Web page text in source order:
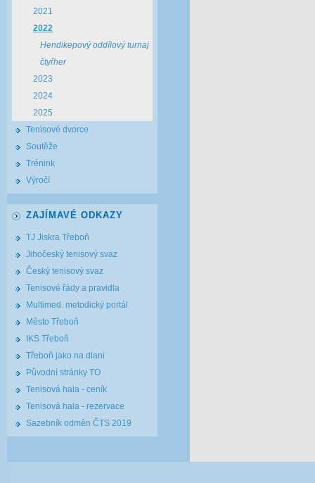
2021
2022
Hendikepový oddílový turnaj
čtyřher
2023
2024
2025
Tenisové dvorce
Soutěže
Trénink
Výročí
ZAJÍMAVÉ ODKAZY
TJ Jiskra Třeboň
Jihočeský tenisový svaz
Český tenisový svaz
Tenisové řády a pravidla
Multimed. metodický portál
Město Třeboň
IKS Třeboň
Třeboň jako na dlani
Původní stránky TO
Tenisová hala - ceník
Tenisová hala - rezervace
Sazebník odměn ČTS 2019